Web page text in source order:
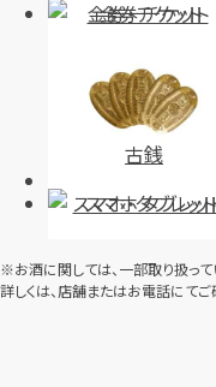
セリーヌ マカダム 2WAY
買取参考価格 35,000
店舗買取
金券・チケット
古銭
スマホ・タブレット
※お酒に関しては、一部取り扱って
詳しくは、店舗またはお電話にてご